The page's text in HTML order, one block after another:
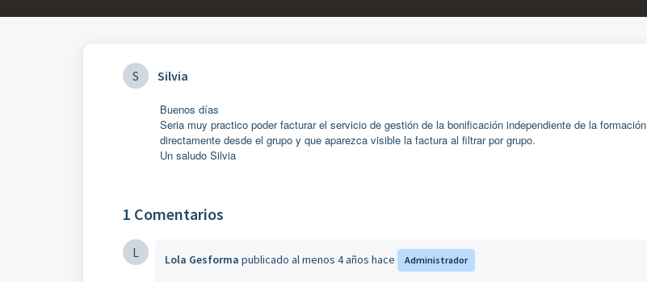
S Silvia
Buenos días
Seria muy practico poder facturar el servicio de gestión de la bonificación independiente de la formación
directamente desde el grupo y que aparezca visible la factura al filtrar por grupo.
Un saludo Silvia
1 Comentarios
L Lola Gesforma publicado al menos 4 años hace Administrador